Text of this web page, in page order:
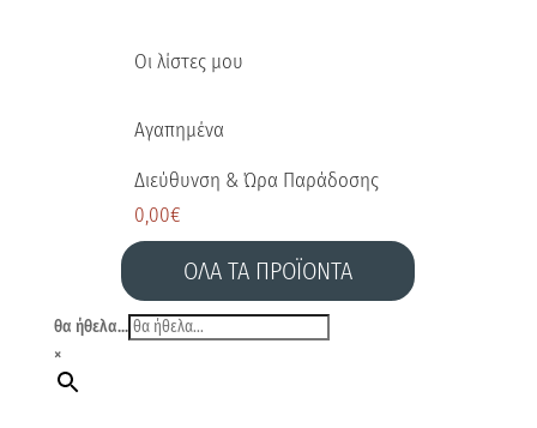
Οι λίστες μου
Αγαπημένα
Διεύθυνση & Ώρα Παράδοσης
0,00€
ΟΛΑ ΤΑ ΠΡΟΪΟΝΤΑ
θα ήθελα...
×